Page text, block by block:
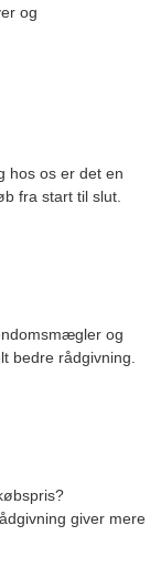
og
hos os er det en
fra start til slut.
og
bedre rådgivning.
giver mere